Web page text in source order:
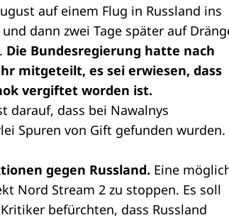
auf einem Flug in Russland ins
dann zwei Tage später auf
Die Bundesregierung hatte nach
mitgeteilt, es sei erwiesen, dass
vergiftet worden ist.
darauf, dass bei Nawalnys
Spuren von Gift gefunden wurden.
gegen Russland. Eine
Nord Stream 2 zu stoppen. Es soll
befürchten, dass Russland